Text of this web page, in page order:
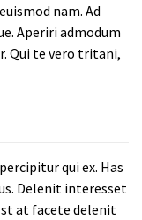
nam. Ad
Aperiri admodum
Qui te vero tritani,
qui ex. Has
Delenit interesset
at facete delenit